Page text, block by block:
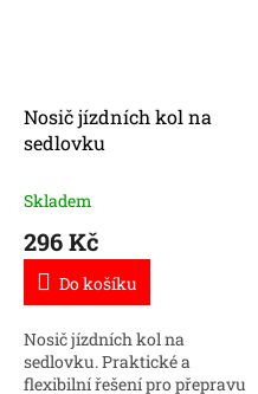
Nosič jízdních kol na
sedlovku
Skladem
296 Kč
Do košíku
Nosič jízdních kol na
sedlovku. Praktické a
flexibilní řešení pro přepravu